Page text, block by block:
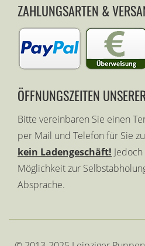
ZAHLUNGSARTEN &
ÖFFNUNGSZEITEN
Bitte vereinbaren Sie einen
per Mail und Telefon für Sie
kein Ladengeschäft!
Möglichkeit zur
Absprache.